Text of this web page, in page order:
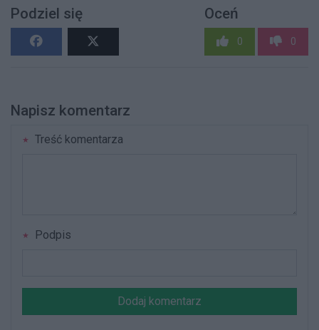
Podziel się Oceń
0 0
Napisz komentarz
Treść komentarza
Podpis
Dodaj komentarz